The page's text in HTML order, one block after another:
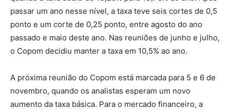
passar um ano nesse nível, a taxa teve seis cortes de 0,5
ponto e um corte de 0,25 ponto, entre agosto do ano
passado e maio deste ano. Nas reuniões de junho e julho,
o Copom decidiu manter a taxa em 10,5% ao ano.
A próxima reunião do Copom está marcada para 5 e 6 de
novembro, quando os analistas esperam um novo
aumento da taxa básica. Para o mercado financeiro, a